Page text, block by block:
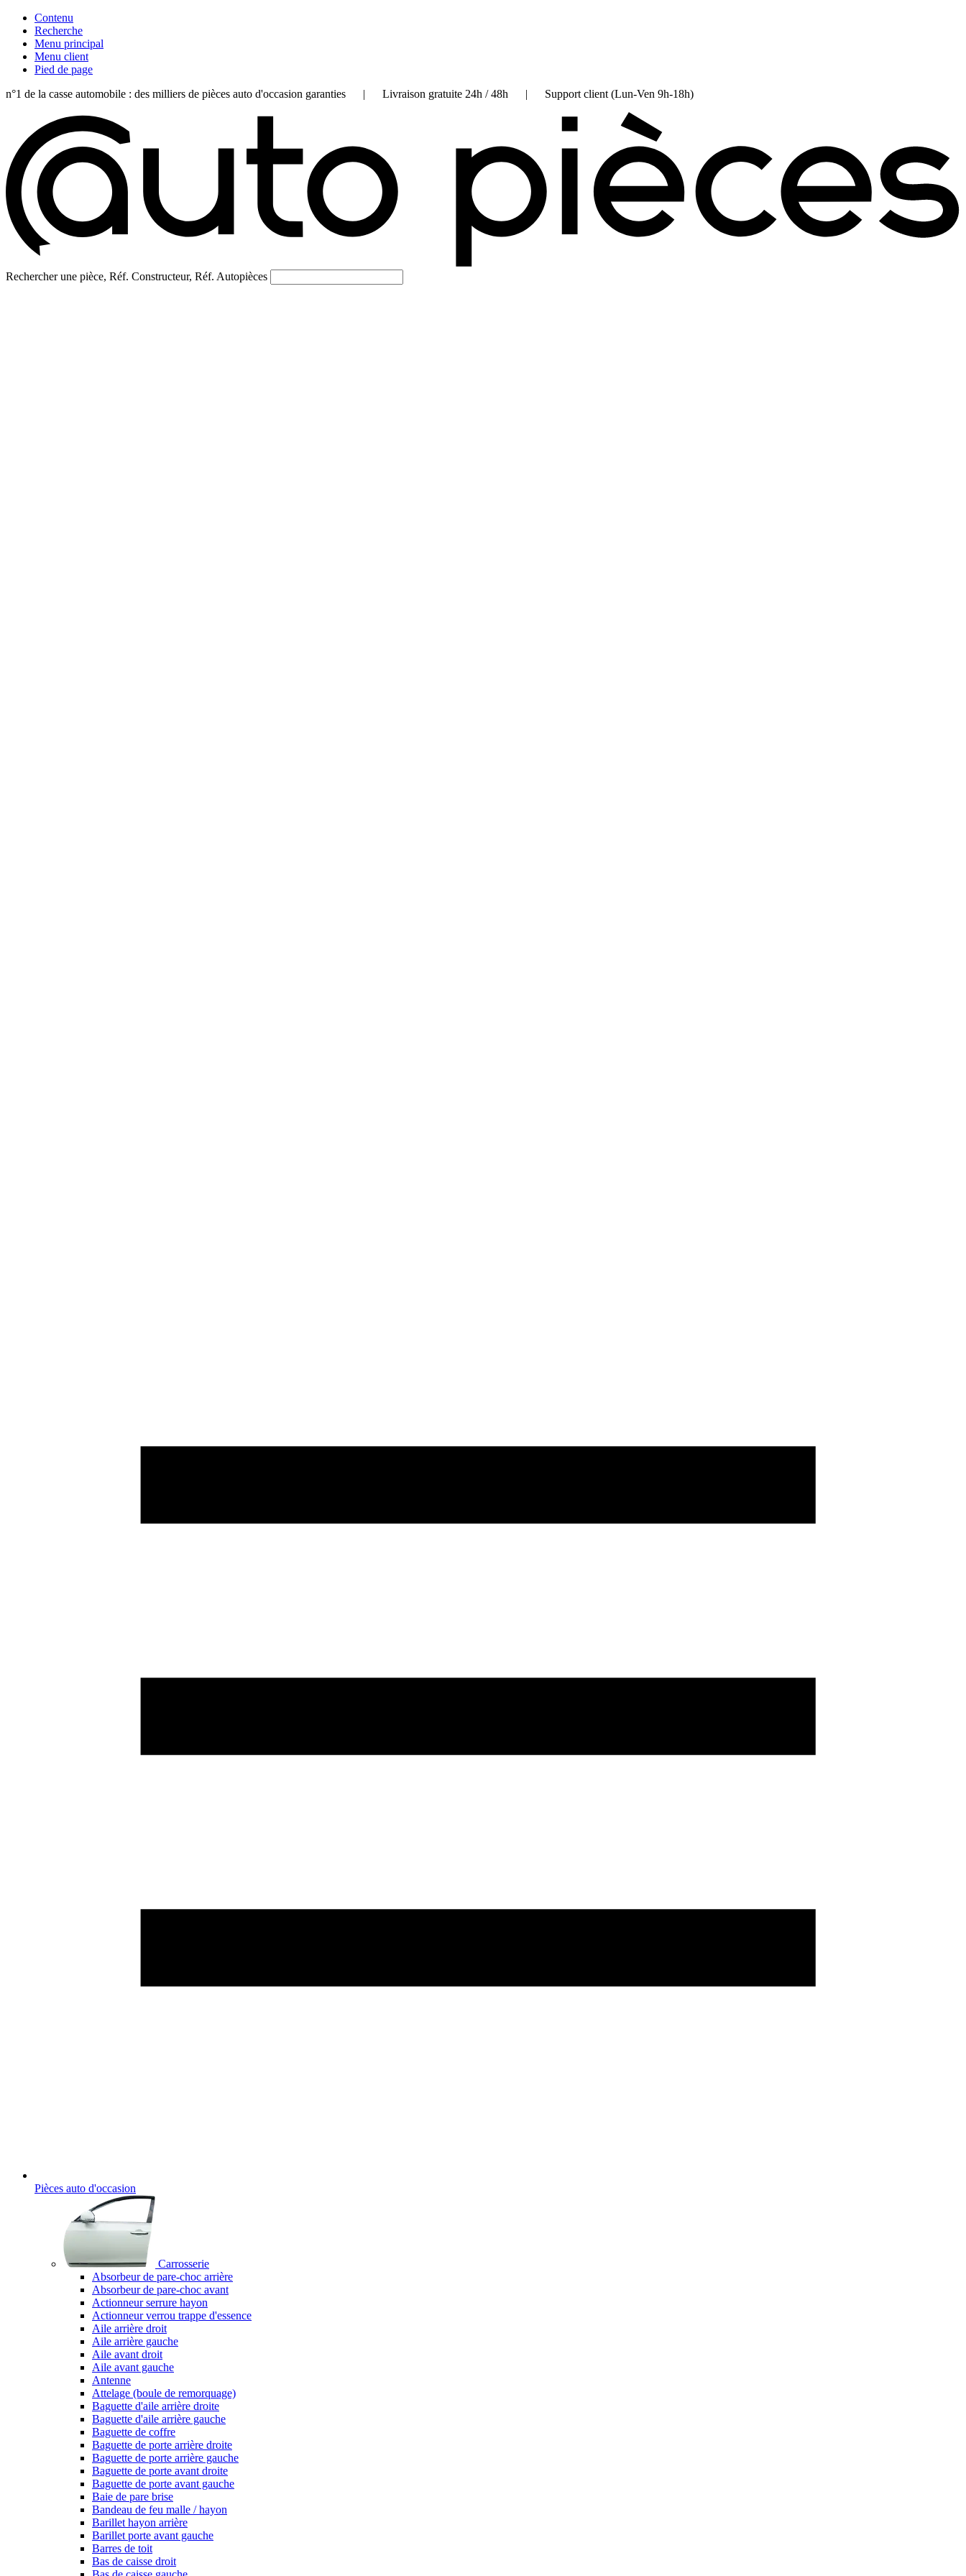
Contenu
Recherche
Menu principal
Menu client
Pied de page
n°1 de la casse automobile : des milliers de pièces auto d'occasion garanties | Livraison gratuite 24h / 48h | Support client (Lun-Ven 9h-18h)
Rechercher une pièce, Réf. Constructeur, Réf. Autopièces
Pièces auto d'occasion
Carrosserie
Absorbeur de pare-choc arrière
Absorbeur de pare-choc avant
Actionneur serrure hayon
Actionneur verrou trappe d'essence
Aile arrière droit
Aile arrière gauche
Aile avant droit
Aile avant gauche
Antenne
Attelage (boule de remorquage)
Baguette d'aile arrière droite
Baguette d'aile arrière gauche
Baguette de coffre
Baguette de porte arrière droite
Baguette de porte arrière gauche
Baguette de porte avant droite
Baguette de porte avant gauche
Baie de pare brise
Bandeau de feu malle / hayon
Barillet hayon arrière
Barillet porte avant gauche
Barres de toit
Bas de caisse droit